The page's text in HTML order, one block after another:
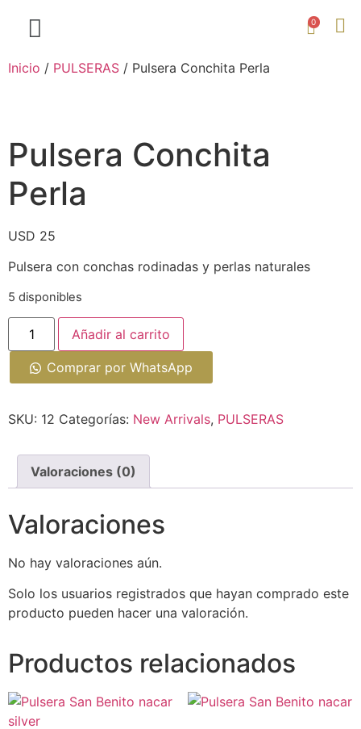
0
Inicio / PULSERAS / Pulsera Conchita Perla
Pulsera Conchita
Perla
USD 25
Pulsera con conchas rodinadas y perlas naturales
5 disponibles
Añadir al carrito
Comprar por WhatsApp
SKU: 12 Categorías: New Arrivals, PULSERAS
Valoraciones (0)
Valoraciones
No hay valoraciones aún.
Solo los usuarios registrados que hayan comprado este
producto pueden hacer una valoración.
Productos relacionados